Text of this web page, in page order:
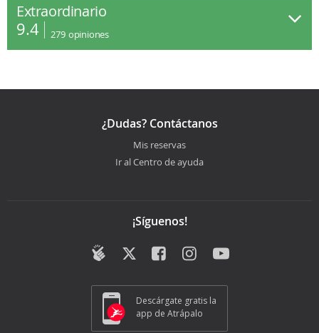
Extraordinario
9.4 279 opiniones
¿Dudas? Contáctanos
Mis reservas
Ir al Centro de ayuda
¡Síguenos!
Descárgate gratis la
app de Atrápalo